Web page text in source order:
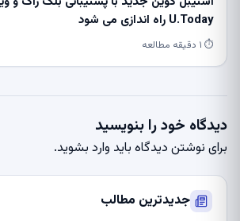
U.Today راه اندازی می شود
⏱ ۱ دقیقه مطالعه
دیدگاه خود را بنویسید
برای نوشتن دیدگاه باید وارد بشوید.
جدیدترین مطالب